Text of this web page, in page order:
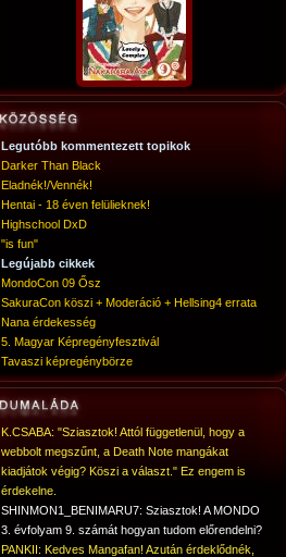
Legutóbb kommentezett topikok
Darker Than Black
Eladnék!/Vennék!
Hentai - 18 éven felülieknek!
Highschool DxD
"is fun"
Legújabb cikkek
MondoCon 09 Ősz
SakuraCon köszi + Moderáció + Hellsing4 errata
Nana érdekesség
5. Magyar Képregényfesztivál
Tavaszi képregénybörze
K.CSABA: "Sziasztok! Attól függetlenül, hogy a
webbolt megszűnt, a Death Note mangákat
kiadjátok végig? Köszi a választ." Ez engem is
érdekelne.
SHINMON1_BENIMARU7: Sziasztok! A MONDO
3. évfolyam 9. számát hogyan tudom előrendelni?
PANKII: Kedves Mangafan! Azután érdeklődnék,